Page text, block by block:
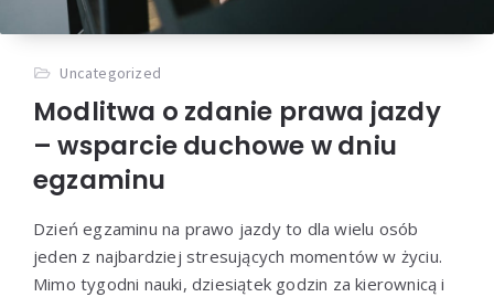
Uncategorized
Modlitwa o zdanie prawa jazdy
– wsparcie duchowe w dniu
egzaminu
Dzień egzaminu na prawo jazdy to dla wielu osób
jeden z najbardziej stresujących momentów w życiu.
Mimo tygodni nauki, dziesiątek godzin za kierownicą i